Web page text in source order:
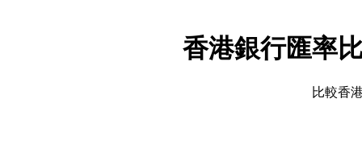
香港銀行匯率
比較香